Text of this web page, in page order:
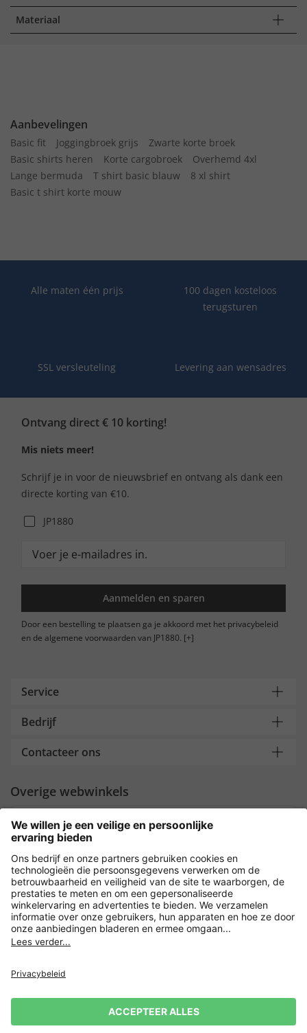
Materiaal
Aanbevelingen
Basic fit Joggingbroek grijs
Zwarte korte broek
Basic shirts heren
Korte cargobroek
Overhemd 4xl
Lange bermuda
T shirt basic blauw
8 xl shirt
Basic t shirt korte mouw
Alle maten één prijs
100 dagen kosteloos
terugsturen
SSL versleuteling Levering aan wensadres
Ontvang direct € 10 korting!
Mis niets meer!
Schrijf je in voor de nieuwsbrief en ontvang als dank een
directe korting van €10.
JP1880
Aanmelden en sparen
Door een bestelling te plaatsen ga je akkoord met het privacybeleid
en de algemene voorwaarden van JP1880. [+]
Service
Bedrijf
Contacteer ons
Overige webwinkels
Nederland
Payment and Delivery
Versleuteling met
Verkoopvoorwaarden
Leveringsvoorwaarden
Herroeping indienen
Impressum Cookie-instellingen